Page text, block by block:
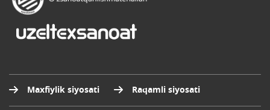
Maxfiylik siyosati Raqamli siyosati